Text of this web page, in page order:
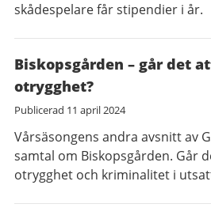
skådespelare får stipendier i år.
Biskopsgården – går det
otrygghet?
Publicerad 11 april 2024
Vårsäsongens andra avsnitt av
samtal om Biskopsgården. Går
otrygghet och kriminalitet i